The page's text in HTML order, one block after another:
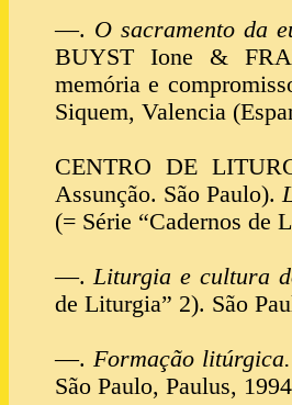
—. O sacramento da
BUYST Ione &
memória e
Siquem, Valencia
CENTRO DE
Assunção. São Paulo).
(= Série “Cadernos de
—.Liturgia e cultura
de Liturgia” 2). São
—. Formação
São Paulo, Paulus,